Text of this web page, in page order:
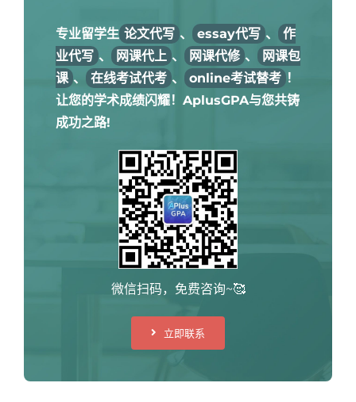
专业留学生 论文代写 、 essay代写 、
作
业代写 、 网课代上 、 网课代修 、
网课包
课 、 在线考试代考 、 online考试替考 ！
让您的学术成绩闪耀！AplusGPA与您共铸
成功之路!
微信扫码，免费咨询~🥰
立即联系